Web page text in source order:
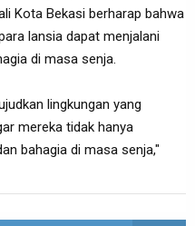
Kota Bekasi berharap bahwa
lansia dapat menjalani
di masa senja.
lingkungan yang
mereka tidak hanya
bahagia di masa senja,"